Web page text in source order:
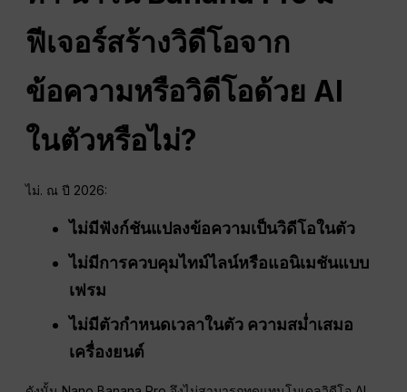
ฟีเจอร์สร้างวิดีโอจาก
ข้อความหรือวิดีโอด้วย AI
ในตัวหรือไม่?
ไม่. ณ ปี 2026:
ไม่มีฟังก์ชันแปลงข้อความเป็นวิดีโอในตัว
ไม่มีการควบคุมไทม์ไลน์หรือแอนิเมชันแบบ
เฟรม
ไม่มีตัวกำหนดเวลาในตัว ความสม่ำเสมอ
เครื่องยนต์